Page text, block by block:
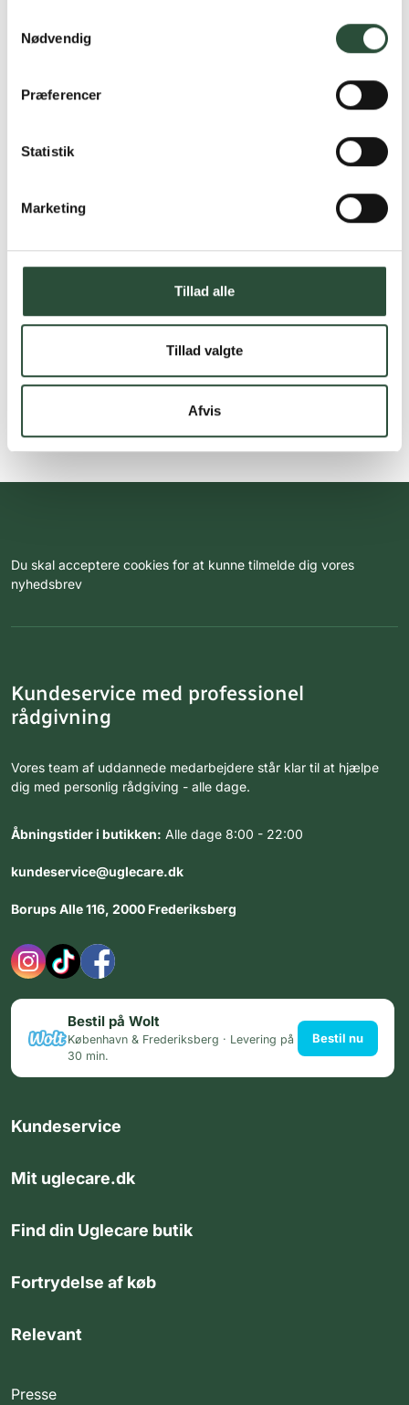
Nødvendig
Præferencer
Statistik
Marketing
Tillad alle
Tillad valgte
Afvis
Du skal acceptere cookies for at kunne tilmelde dig vores
nyhedsbrev
Kundeservice med professionel
rådgivning
Vores team af uddannede medarbejdere står klar til at hjælpe
dig med personlig rådgiving - alle dage.
Åbningstider i butikken: Alle dage 8:00 - 22:00
kundeservice@uglecare.dk
Borups Alle 116, 2000 Frederiksberg
Bestil på Wolt
København & Frederiksberg · Levering på
30 min.
Bestil nu
Kundeservice
Mit uglecare.dk
Find din Uglecare butik
Fortrydelse af køb
Relevant
Presse